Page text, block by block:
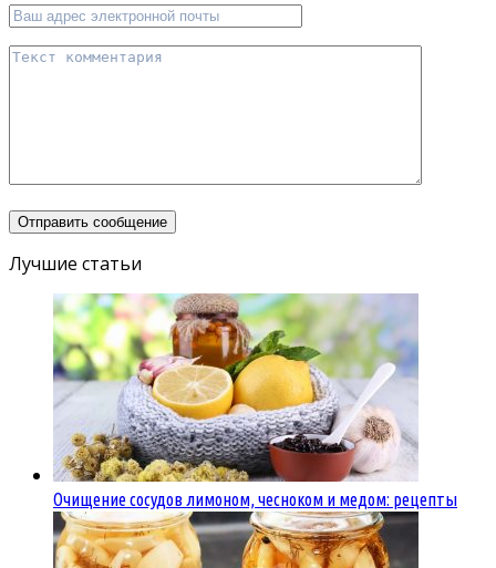
Лучшие статьи
Очищение сосудов лимоном, чесноком и медом: рецепты